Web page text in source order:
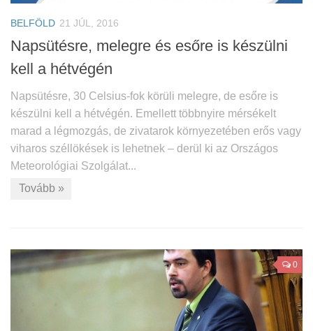
BELFÖLD 21 JÚL, 2016
Napsütésre, melegre és esőre is készülni
kell a hétvégén
Napsütésre, 30 Celsius-fok körüli melegre, de esőre is
készülni kell a hétvégén. Emellett többnyire mérsékelt
marad a légmozgás, de zivatarok környezetében erős vagy
viharos széllökések is lehetnek – derül ki az Országos
Meteorológiai Szolgálat...
Tovább »
0